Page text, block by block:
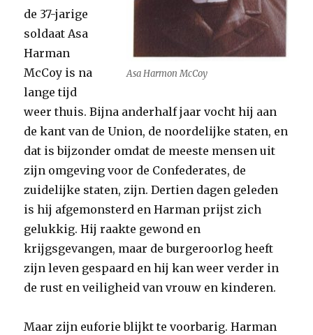
Asa Harmon McCoy
de 37-jarige
soldaat Asa
Harman
McCoy is na
lange tijd
weer thuis. Bijna anderhalf jaar vocht hij aan
de kant van de Union, de noordelijke staten, en
dat is bijzonder omdat de meeste mensen uit
zijn omgeving voor de Confederates, de
zuidelijke staten, zijn. Dertien dagen geleden
is hij afgemonsterd en Harman prijst zich
gelukkig. Hij raakte gewond en
krijgsgevangen, maar de burgeroorlog heeft
zijn leven gespaard en hij kan weer verder in
de rust en veiligheid van vrouw en kinderen.
Maar zijn euforie blijkt te voorbarig. Harman